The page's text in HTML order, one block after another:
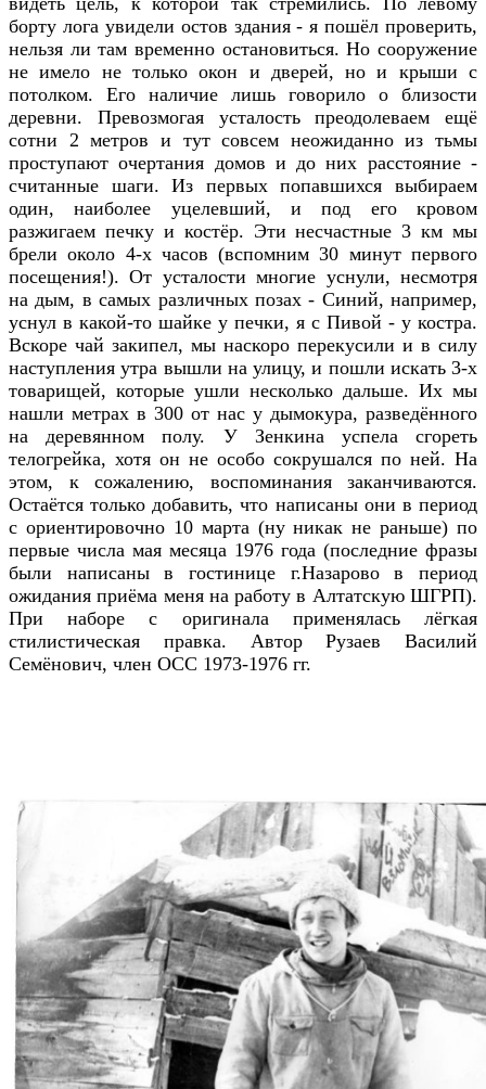
борту лога увидели остов здания - я пошёл проверить,
нельзя ли там временно остановиться. Но сооружение
не имело не только окон и дверей, но и крыши с
потолком. Его наличие лишь говорило о близости
деревни. Превозмогая усталость преодолеваем ещё
сотни 2 метров и тут совсем неожиданно из тьмы
проступают очертания домов и до них расстояние -
считанные шаги. Из первых попавшихся выбираем
один, наиболее уцелевший, и под его кровом
разжигаем печку и костёр. Эти несчастные 3 км мы
брели около 4-х часов (вспомним 30 минут первого
посещения!). От усталости многие уснули, несмотря
на дым, в самых различных позах - Синий, например,
уснул в какой-то шайке у печки, я с Пивой - у костра.
Вскоре чай закипел, мы наскоро перекусили и в силу
наступления утра вышли на улицу, и пошли искать 3-х
товарищей, которые ушли несколько дальше. Их мы
нашли метрах в 300 от нас у дымокура, разведённого
на деревянном полу. У Зенкина успела сгореть
телогрейка, хотя он не особо сокрушался по ней. На
этом, к сожалению, воспоминания заканчиваются.
Остаётся только добавить, что написаны они в период
с ориентировочно 10 марта (ну никак не раньше) по
первые числа мая месяца 1976 года (последние фразы
были написаны в гостинице г.Назарово в период
ожидания приёма меня на работу в Алтатскую ШГРП).
При наборе с оригинала применялась лёгкая
стилистическая правка. Автор Рузаев Василий
Семёнович, член ОСС 1973-1976 гг.